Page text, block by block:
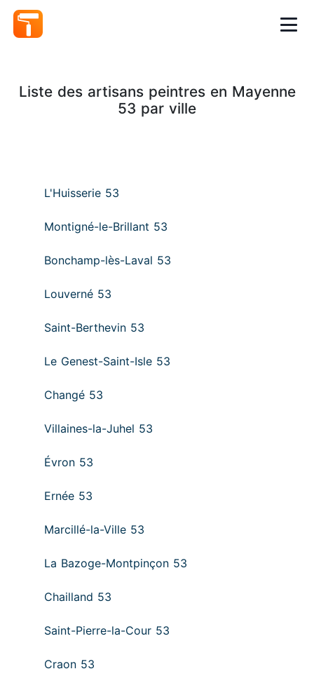
Liste des artisans peintres en Mayenne
53 par ville
L'Huisserie 53
Montigné-le-Brillant 53
Bonchamp-lès-Laval 53
Louverné 53
Saint-Berthevin 53
Le Genest-Saint-Isle 53
Changé 53
Villaines-la-Juhel 53
Évron 53
Ernée 53
Marcillé-la-Ville 53
La Bazoge-Montpinçon 53
Chailland 53
Saint-Pierre-la-Cour 53
Craon 53